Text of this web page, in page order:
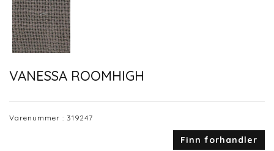
VANESSA ROOMHIGH
Varenummer : 319247
Finn forhandler